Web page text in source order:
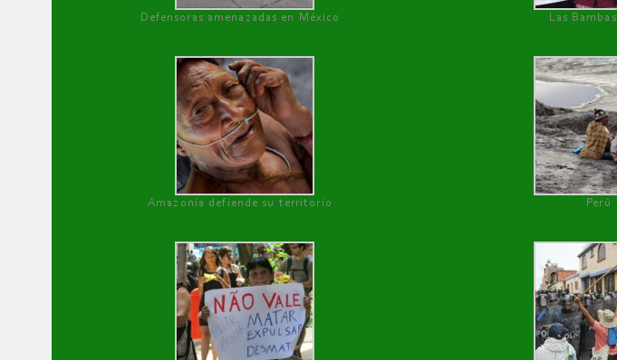
Defensoras amenazadas en México Las
Amazonía defiende su territorio Perú